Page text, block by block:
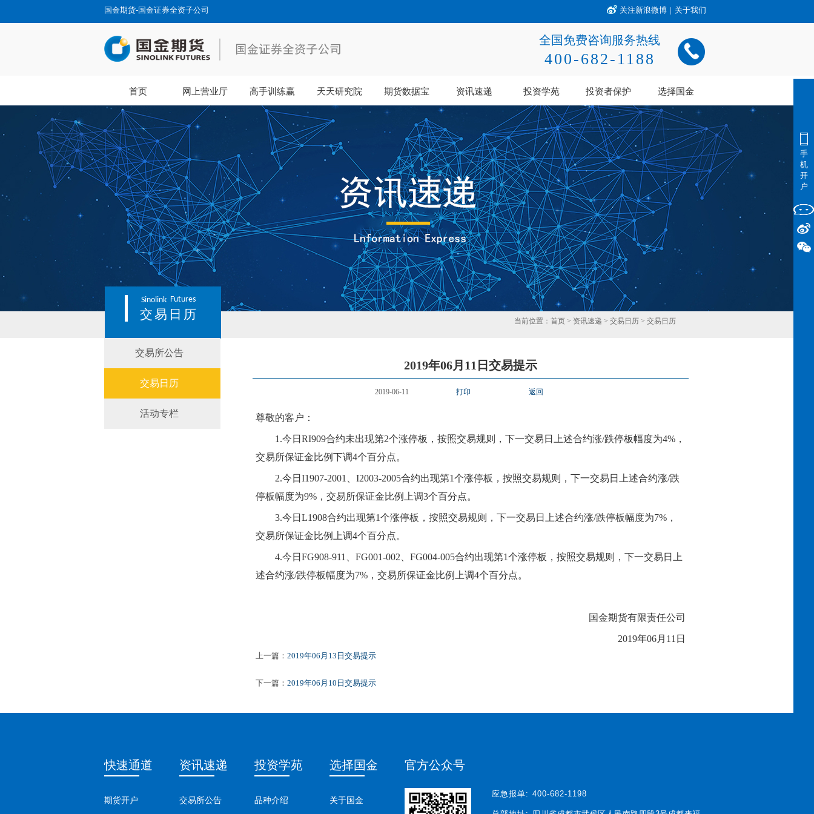
国金期货-国金证券全资子公司 关注新浪微博 | 关于我们
全国免费咨询服务热线
400-682-1188
首页 网上营业厅 高手训练赢 天天研究院 期货数据宝 资讯速递 投资学苑 投资者保护 选择国金
Sinolink Futures
交易日历 当前位置： 首页 > 资讯速递 > 交易日历 > 交易日历
交易所公告
交易日历
活动专栏
2019年06月11日交易提示
2019-06-11 打印 返回
尊敬的客户：
1.今日 RI909合约未出现第2个涨停板，按照交易规则，下一交易日上述合约涨/跌停板幅度为4%，
交易所保证金比例下调4个百分点。
2.今日 I1907-2001、I2003-2005合约出现第1个涨停板，按照交易规则，下一交易日上述合约涨/跌
停板幅度为9%，交易所保证金比例 上调3个百分点。
3.今日 L1908合约出现第1个涨停板，按照交易规则，下一交易日上述合约涨/跌停板幅度为7%，
交易所保证金比例
上调4个百分点。
4.今日 FG908-911、FG001-002、FG004-005合约出现第1个涨停板，按照交易规则，下一交易日上
述合约涨/跌停板幅度为7%，交易所保证金比例 上调4个百分点。
国金期货有限责任公司
2019年06月 11 日
上一篇： 2019年06月13日交易提示
下一篇： 2019年06月10日交易提示
快速通道
期货开户
资讯速递
交易所公告
投资学苑
品种介绍
选择国金
关于国金
官方公众号
应急报单: 400-682-1198
手
机
开
户